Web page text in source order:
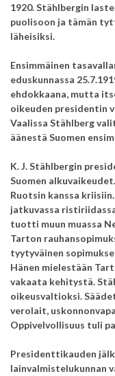
1920. Stählbergin
puolisoon ja tämän
läheisiksi.
Ensimmäinen
eduskunnassa
ehdokkaana, mutta
oikeuden presidentin
Vaalissa Stählberg
äänestä Suomen
K. J. Stählbergin
Suomen
Ruotsin kanssa
jatkuvassa
tuotti muun muassa
Tarton
tyytyväinen
Hänen mielestään
vakaata kehitystä.
oikeusvaltioksi.
verolait,
Oppivelvollisuus tuli
Presidenttikauden
lainvalmistelukunnan